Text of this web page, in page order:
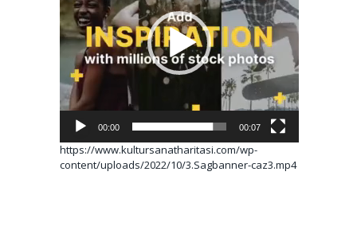
00:00 00:07
https://www.kultursanatharitasi.com/wp-
content/uploads/2022/10/3.Sagbanner-caz3.mp4